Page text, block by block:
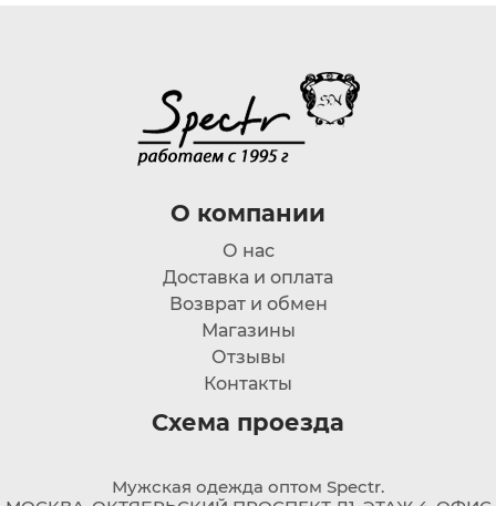
О компании
О нас
Доставка и оплата
Возврат и обмен
Магазины
Отзывы
Контакты
Схема проезда
Мужская одежда оптом Spectr.